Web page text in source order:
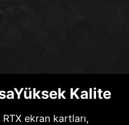
Kalite
ekran kartları,